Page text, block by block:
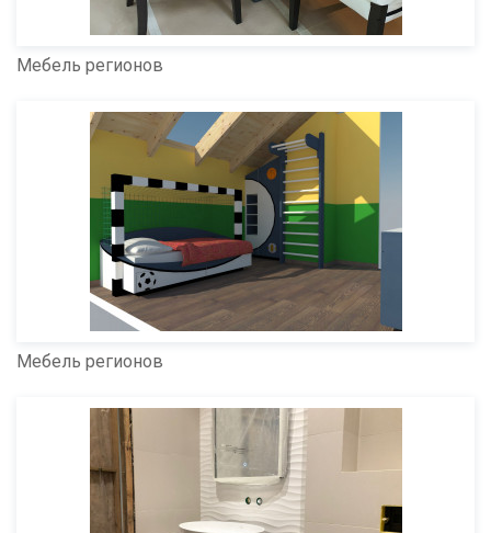
Мебель регионов
Мебель регионов